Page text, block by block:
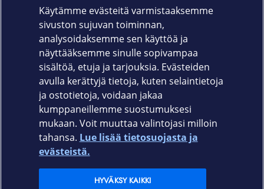
Myyntipalvelu
0800 04411
Ma-Pe 8-16 | Maksuton numero
Elisa.fi
Käytämme evästeitä varmistaaksemme
sivuston sujuvan toiminnan,
analysoidaksemme sen käyttöä ja
näyttääksemme sinulle sopivampaa
sisältöä, etuja ja tarjouksia. Evästeiden
avulla kerättyjä tietoja, kuten selaintietoja
ja ostotietoja, voidaan jakaa
kumppaneillemme suostumuksesi
mukaan. Voit muuttaa valintojasi milloin
tahansa. Lue lisää tietosuojasta ja
evästeistä.
HYVÄKSY KAIKKI